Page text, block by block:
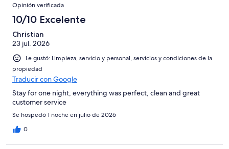
Opinión verificada
10/10 Excelente
Christian
23 jul. 2026
Le gustó: Limpieza, servicio y personal, servicios y condiciones de la
propiedad
Traducir con Google
Stay for one night, everything was perfect, clean and great
customer service
Se hospedó 1 noche en julio de 2026
0